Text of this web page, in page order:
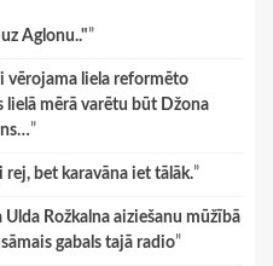
Aglonu.."”
vērojama liela reformēto
mērā varētu būt Džona
”
rej, bet karavāna iet tālāk.”
Rožkalna aiziešanu mūžībā
gabals tajā radio”